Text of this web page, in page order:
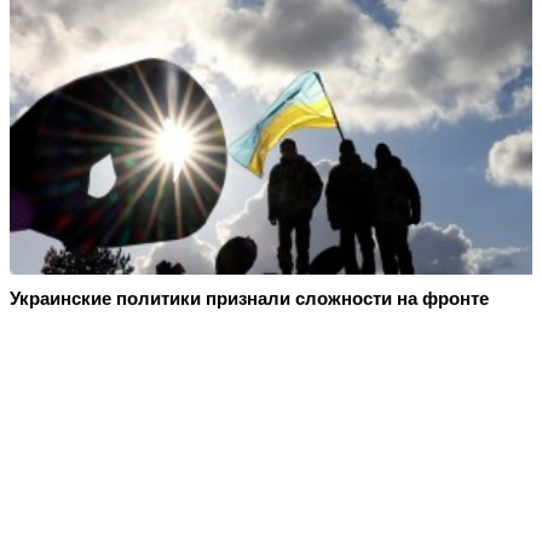
Украинские политики признали сложности на фронте